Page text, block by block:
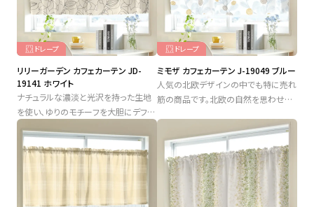
ドレープ
リリーガーデン カフェカーテン JD-
19141 ホワイト
ナチュラルな濃淡と光沢を持った生地
を使い、ゆりのモチーフを大胆にデフォ
ルメした線画プリントで、さらに遮光機
能もあり、ジャストカーテンの多数のラ
インナップの中でも1,2を争う人気商品
ドレープ
ミモザ カフェカーテン J-19049 ブルー
人気の北欧デザインの中でも特に売れ
筋の商品です。北欧の自然を思わせる
です。さらに遮光2級と機能性も抜群。